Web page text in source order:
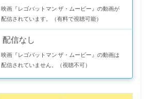
映画『レゴバットマン ザ・ムービー』の動画が
配信されています。（有料で視聴可能）
配信なし
映画『レゴバットマン ザ・ムービー』の動画は
配信されていません。（視聴不可）